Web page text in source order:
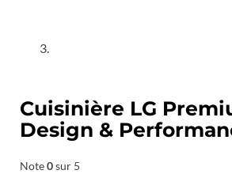
Cuisinière LG
Design &
Note0sur 5